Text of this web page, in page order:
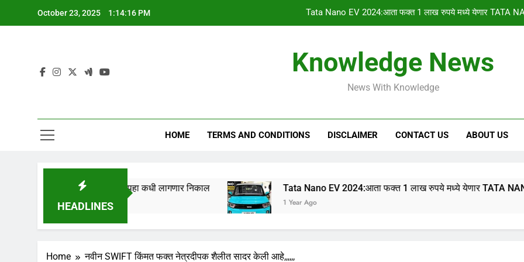
October 23, 2025 1:14:17 PM Tata Nano EV 2024:आता फक्त 1 लाख रुपये मध्ये येणार TATA
gharkul yojana 2024:आपल्या गावची 2023-2024 ची
HSC & SSC Result: 10 वी 12 वी चा निकाल
PM किसान
Knowledge News
News With Knowledge
HOME TERMS AND CONDITIONS DISCLAIMER CONTACT US ABOUT US
HEADLINES
लागणार,येथे पहा कधी लागणार निकाल Tata Nano EV 2024:आता फक्त 1 लाख रुपये मध्ये येणार TATA NANO इलेक्ट्रिक
1 Year Ago
Home नवीन SWIFT किंमत फक्त नेत्रदीपक शैलीत सादर केली आहे,,,,,,